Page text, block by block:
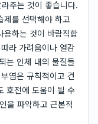
주는 것이 좋습니다.
제를 선택해야 하고
용하는 것이 바람직합
라 가려움이나 열감
는 인체 내의 물질들
염은 규칙적이고 건
호전에 도움이 될 수
을 파악하고 근본적